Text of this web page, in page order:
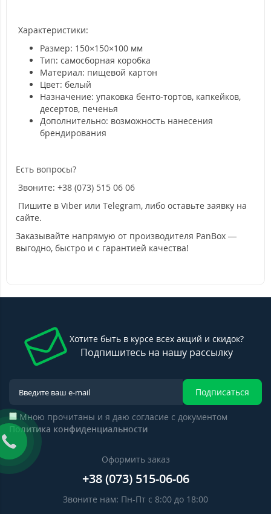
Характеристики:
Размер: 150×150×100 мм
Тип: самосборная коробка
Материал: пищевой картон
Цвет: белый
Назначение: упаковка бенто-тортов, капкейков,
десертов, печенья
Дополнительно: возможность нанесения
брендирования
Есть вопросы?
Звоните: +38 (073) 515 06 06
Пишите в Viber или Telegram, либо оставьте заявку на
сайте.
Заказывайте напрямую от производителя PanBox —
выгодно, быстро и с гарантией качества!
Хотите быть в курсе всех акций и скидок?
Подпишитесь на нашу рассылку
Подписаться
Мною прочитаны и я даю согласие с документом
Политика конфиденциальности
Оформить заказ
+38 (073) 515-06-06
Звоните нам: Пн-Пт с 8:00 до 18:00